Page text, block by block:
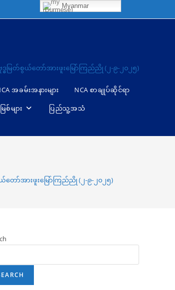
မြတ်စွယ်တော်အားဖူးမြော်ကြည်ညို (၂-၉-၂၀၂၅)
အခမ်းအနားများ NCA စာချုပ်ဆိုင်ရာ
စ်များ ပြည်သူ့အသံ
တော်အားဖူးမြော်ကြည်ညို (၂-၉-၂၀၂၅)
Myanmar
(Burmese)